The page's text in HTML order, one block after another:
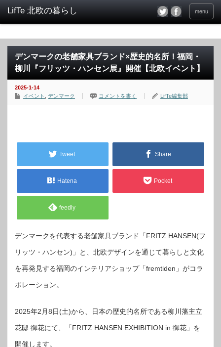
menu
デンマークの老舗家具ブランド×歴史的名所！福岡・
柳川『フリッツ・ハンセン展』開催【北欧イベント】
2025-1-14
イベント
デンマーク コメントを書く LifTe編集部
Tweet Share
Hatena Pocket
feedly
デンマークを代表する老舗家具ブランド「FRITZ HANSEN(フ
リッツ・ハンセン)」と、北欧デザインを通じて暮らしと文化
を再発見する福岡のインテリアショップ「fremtiden」がコラ
ボレーション。
2025年2月8日(土)から、日本の歴史的名所である柳川藩主立
花邸 御花にて、「FRITZ HANSEN EXHIBITION in 御花」を
開催します。